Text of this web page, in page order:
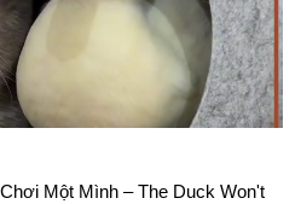
Một Mình – The Duck Won't